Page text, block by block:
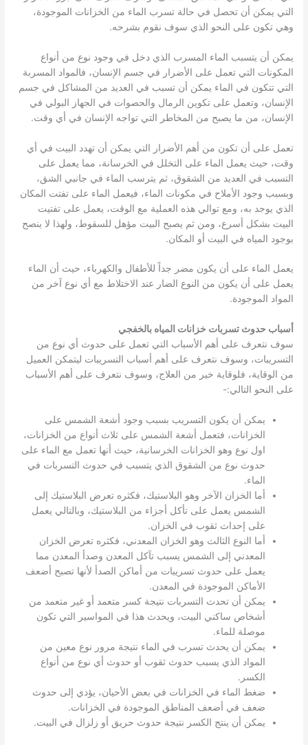
التي يمكن أن تحصل في حالة تسرب الماء من الخزانات الموجودة،
وهي تكون على النحو الذي سوف نقوم بشرحه.
يمكن أن يتسبب الماء المسرب الذي دخل في وجود نوع من أنواع
المكونات التي تعمل على الأضرار في جسم الإنسان، فالمواد المسربة
التي تتكون في الماء يمكن أن تسبب في العديد من المشاكل في جسم
الإنسان، وتعمل على تكوين الرمال والحصوات في الجهاز البولي في
الإنسان، من ما يصبح من المخاطر التي تواجه الإنسان في أي وقت.
تعمل على أن تكون من أهم الأضرار التي يمكن أن تهدد البيت في أي
وقت، حيث يعمل الماء على التخلل في الخرسانة، مما يعمل على
التسبب في العديد من الشقوق، ثم يترسب الماء في جانبي الشق،
وبسبب وجود الأملاح في مكونات الماء، فيعمل الماء على تفتت المكان
الذي يوجد به، ومع توالي هذه العملية مع الوقت، يعمل على تفتيت
البيت بشكل أسرع، ومن ثم يصبح البيت مؤهل للسقوط، ولهذا لا ينصح
بوجود المياه في البيت أو المكان.
يعمل الماء على أن يكون مضر جداً للأطفال والكهرباء، حيث أن الماء
يعمل على أن يكون من النوع الضار عند الاختلاط مع أي نوع آخر من
المواد الموجودة.
أسباب حدوث تسربات خزانات المياه بالخفجي
سوف نتعرف على أهم الأسباب التي تعمل على حدوث أي نوع من
التسريبات، وسوف نتعرف على أهم أسباب التسريبات ليتمكن العميل
من الوقاية، فلوقاية خير من العلاج، وسوف نتعرف على أهم الأسباب
على النحو التالي:-
يمكن أن يكون التسريب بسبب وجود أشعة الشمس على
الخزانات، فتعمل أشعة الشمس على ثلاث أنواع من الخزانات،
اول نوع وهو الخزانات الخرسانية، حيث أنها تعمل مع الماء على
حدوث نوع من الشقوق الذي يتسبب في حدوث التسربات في
الماء.
أما الخزان الآخر وهو البلاستيك، فكثره تعرض البلاستيك إلى
الشمس يعمل على تأكل أجزاء من البلاستيك، وبالتالي يعمل
على إحداث ثقوب في الخزان.
أما النوع الثالث وهو الخزان المعدني، فكثره تعرض الخزان
المعدني إلى الشمس يسبب تآكل المعدن وصدأ المعدن مما
يعمل على حدوث تسريبات من أماكن الصدأ لأنها تصبح أضعف
الأماكن الموجودة في المعدن.
يمكن أن تحدث التسربات نتيجة كسر متعمد أو غير متعمد من
أشخاص ساكني البيت، ويحدث هذا في المواسير التي تكون
موصلة للماء.
يمكن أن يحدث تسرب في الماء نتيجة مرور نوع معين من
المواد الذي يسبب حدوث ثقوب أو حدوث أي نوع من أنواع
الكسر.
ضغط الماء في الخزانات في بعض الأحيان، يؤدي إلى حدوث
ضعف في أضعف المناطق الموجودة في الخزانات.
يمكن أن ينتج الكسر نتيجة حدوث حريق أو زلزال في البيت.